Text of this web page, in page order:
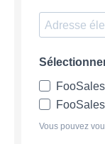
Vous pouvez